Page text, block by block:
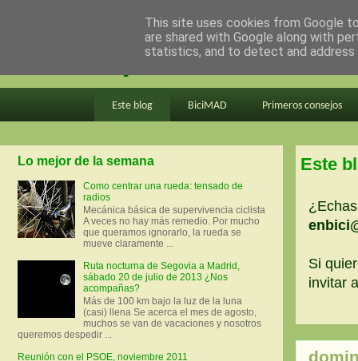
en bici por madrid
Este blog BiciMAD Primeros consejos
Este
Si
invitar
Lo mejor de la semana
Como centrar una rueda: tensado de
radios
Mecánica básica de supervivencia ciclista
A veces no hay más remedio. Por mucho
que queramos ignorarlo, la rueda se
mueve claramente ...
Ruta nocturna de Segovia a Madrid,
sábado 20 de julio de 2013 ¿Nos
acompañas?
Más de 100 km bajo la luz de la luna
(casi) llena Se acerca el mes de agosto,
muchos se van de vacaciones y nosotros
queremos despedir ...
Reunión con el PSOE, noviembre 2011
This site uses cookies from Google
are shared with Google along with
statistics, and to detect and address